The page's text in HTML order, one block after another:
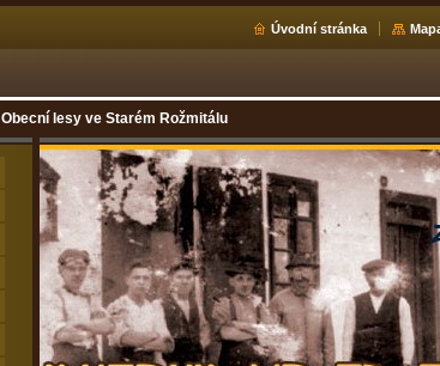
Úvodní stránka
Obecní lesy ve Starém Rožmitálu